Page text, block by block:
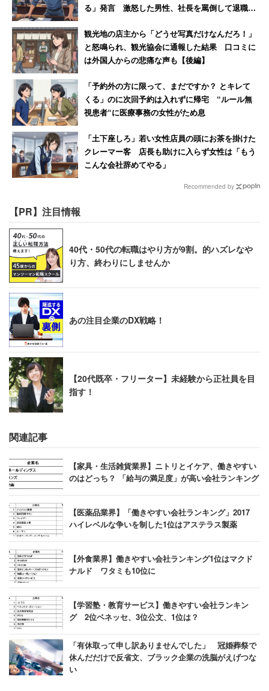
る」発言 激怒した男性、社長を罵倒して退職
観光地の店主から「どうせ写真だけなんだろ！」
と怒鳴られ、観光協会に通報した結果 口コミに
は外国人からの悲痛な声も【後編】
「予約外の方に限って、まだですか？ とキレて
くる」のに次回予約は入れずに帰宅 “ルール無
視患者“に医療事務の女性がため息
「土下座しろ」若い女性店員の頭にお茶を掛けた
クレーマー客 店長も助けに入らず女性は「もう
こんな会社辞めてやる」
Recommended by
【PR】注目情報
40代・50代の転職はやり方が9割。的ハズレなや
り方、終わりにしませんか
あの注目企業のDX戦略！
【20代既卒・フリーター】未経験から正社員を目
指す！
関連記事
【家具・生活雑貨業界】ニトリとイケア、働きやすい
のはどっち？ 「給与の満足度」が高い会社ランキング
【医薬品業界】「働きやすい会社ランキング」2017
ハイレベルな争いを制した1位はアステラス製薬
【外食業界】働きやすい会社ランキング1位はマクド
ナルド ワタミも10位に
【学習塾・教育サービス】働きやすい会社ランキン
グ 2位ベネッセ、3位公文、1位は？
「有休取って申し訳ありませんでした」 冠婚葬祭で
休んだだけで反省文、ブラック企業の洗脳がえげつな
い